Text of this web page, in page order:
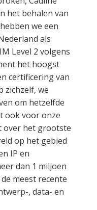
het behalen van
we een
als
Level 2 volgens
het hoogst
certificering van
zichzelf, we
om hetzelfde
ook voor onze
over het grootste
op het gebied
IP en
dan 1 miljoen
meest recente
, data- en